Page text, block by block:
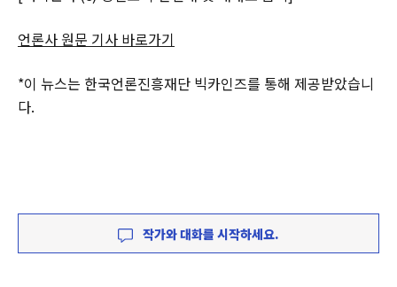
언론사 원문 기사 바로가기
*이 뉴스는 한국언론진흥재단 빅카인즈를 통해 제공받았습니
다.
작가와 대화를 시작하세요.